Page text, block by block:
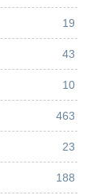
19
43
10
463
23
188